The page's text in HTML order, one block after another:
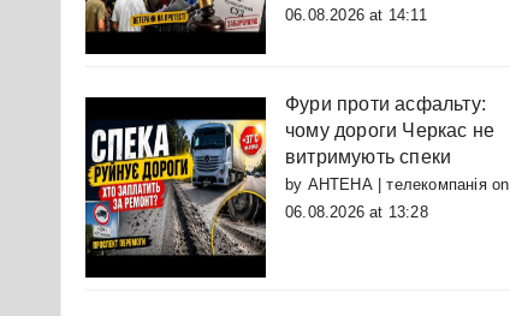
06.08.2026 at 14:11
Фури проти асфальту:
чому дороги Черкас не
витримують спеки
by АНТЕНА | телекомпаніяon
06.08.2026 at 13:28